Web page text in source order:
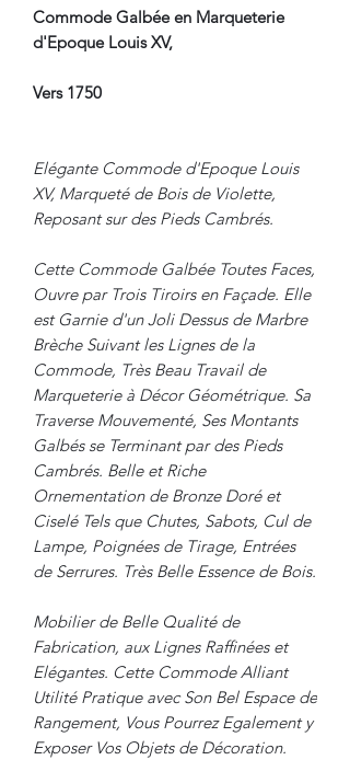
Commode Galbée en Marqueterie
d'Epoque Louis XV,
Vers 1750
Elégante Commode d'Epoque Louis
XV, Marqueté de Bois de Violette,
Reposant sur des Pieds Cambrés.
Cette Commode Galbée Toutes Faces,
Ouvre par Trois Tiroirs en Façade. Elle
est Garnie d'un Joli Dessus de Marbre
Brèche Suivant les Lignes de la
Commode, Très Beau Travail de
Marqueterie à Décor Géométrique. Sa
Traverse Mouvementé, Ses Montants
Galbés se Terminant par des Pieds
Cambrés. Belle et Riche
Ornementation de Bronze Doré et
Ciselé Tels que Chutes, Sabots, Cul de
Lampe, Poignées de Tirage, Entrées
de Serrures. Très Belle Essence de Bois.
Mobilier de Belle Qualité de
Fabrication, aux Lignes Raffinées et
Elégantes. Cette Commode Alliant
Utilité Pratique avec Son Bel Espace de
Rangement, Vous Pourrez Egalement y
Exposer Vos Objets de Décoration.